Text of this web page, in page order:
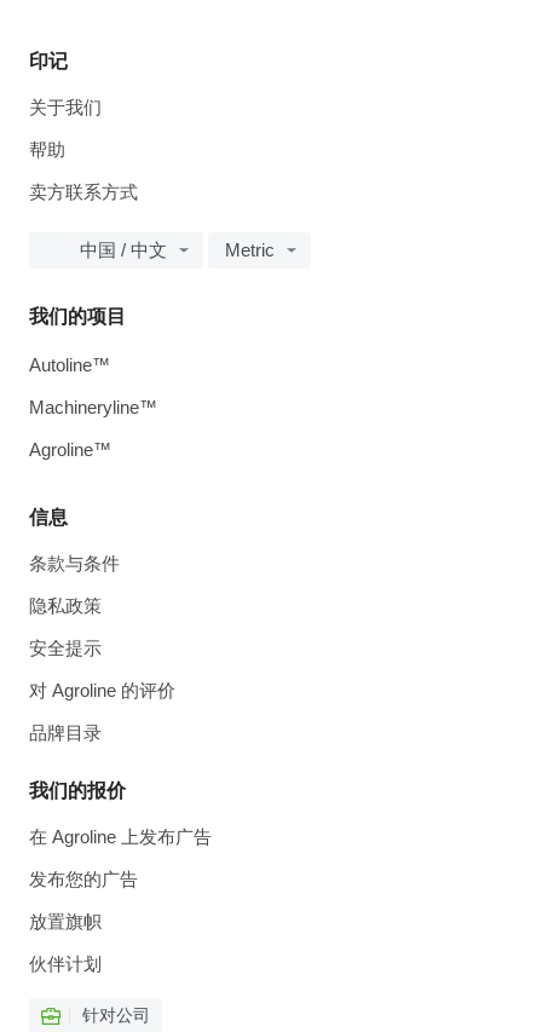
印记
关于我们
帮助
卖方联系方式
中国 / 中文 Metric
信息
条款与条件
隐私政策
安全提示
对 Agroline 的评价
品牌目录
我们的报价
在 Agroline 上发布广告
发布您的广告
放置旗帜
伙伴计划
针对公司
我们的项目
Autoline™
Machineryline™
Agroline™